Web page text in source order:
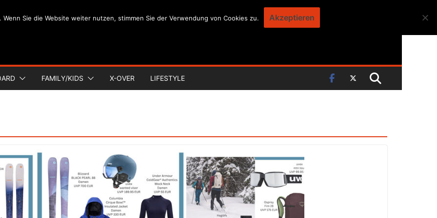
FAMILY/KIDS X-OVER LIFESTYLE
Wenn Sie die Website weiter nutzen, stimmen Sie der Verwendung von Cookies zu. Akzeptieren